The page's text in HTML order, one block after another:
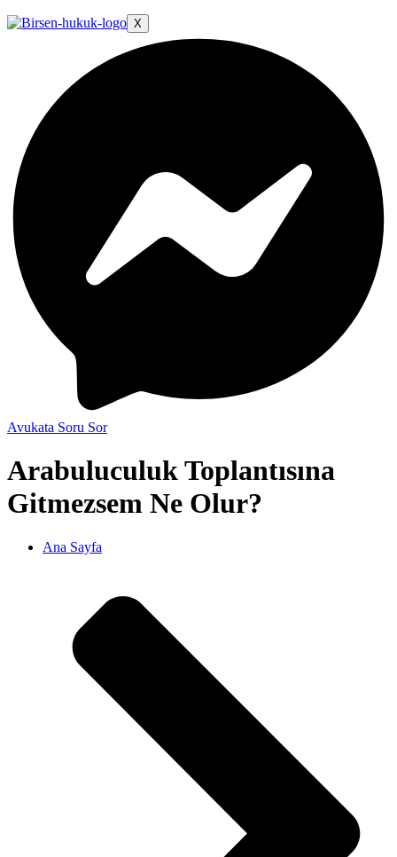
X
Avukata Soru Sor
Arabuluculuk Toplantısına
Gitmezsem Ne Olur?
Ana Sayfa